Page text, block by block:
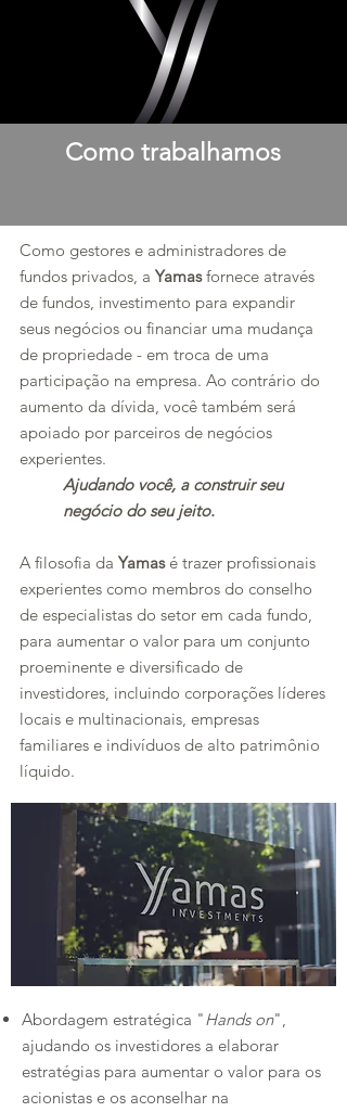
Como trabalhamos
Como gestores e administradores de
fundos privados, a Yamasfornece através
de fundos, investimento para expandir
seus negócios ou financiar uma mudança
de propriedade - em troca de uma
participação na empresa. Ao contrário do
aumento da dívida, você também será
apoiado por parceiros de negócios
experientes.
Ajudando você, a construir seu
negócio do seu jeito.
​A filosofia da Yamasé trazer profissionais
experientes como membros do conselho
de especialistas do setor em cada fundo,
para aumentar o valor para um conjunto
proeminente e diversificado de
investidores, incluindo corporações líderes
locais e multinacionais, empresas
familiares e indivíduos de alto patrimônio
líquido.
Abordagem estratégica "Hands on",
ajudando os investidores a elaborar
estratégias para aumentar o valor para os
acionistas e os aconselhar na